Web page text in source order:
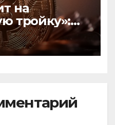
на
тройку»:
и ETH